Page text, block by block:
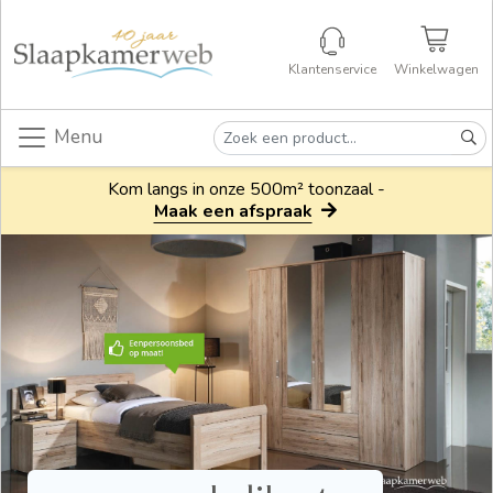
Klantenservice Winkelwagen
Menu
Kom langs in onze 500m² toonzaal -
Maak een afspraak